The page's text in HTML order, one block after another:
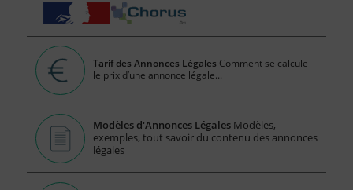
Tarif des Annonces Légales Comment se calcule
le prix d’une annonce légale...
Modèles d'Annonces Légales Modèles,
exemples, tout savoir du contenu des annonces
légales